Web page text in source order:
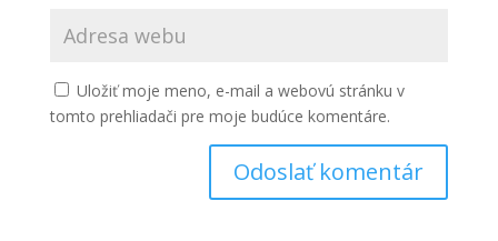
Uložiť moje meno, e-mail a webovú stránku v
tomto prehliadači pre moje budúce komentáre.